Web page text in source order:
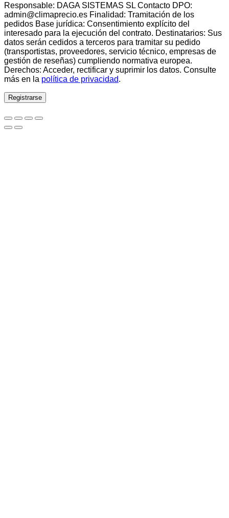
Responsable: DAGA SISTEMAS SL Contacto DPO:
admin@climaprecio.es Finalidad: Tramitación de los
pedidos Base jurídica: Consentimiento explícito del
interesado para la ejecución del contrato. Destinatarios: Sus
datos serán cedidos a terceros para tramitar su pedido
(transportistas, proveedores, servicio técnico, empresas de
gestión de reseñas) cumpliendo normativa europea.
Derechos: Acceder, rectificar y suprimir los datos. Consulte
más en la política de privacidad.
Registrarse